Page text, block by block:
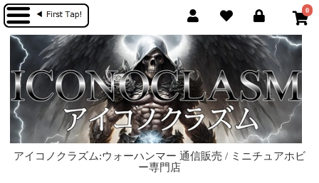
0
アイコノクラズム:ウォーハンマー 通信販売 / ミニチュアホビ
ー専門店